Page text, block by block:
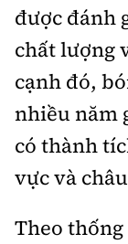
được đánh
chất lượng
cạnh đó,
nhiều năm
có thành
vực và
Theo